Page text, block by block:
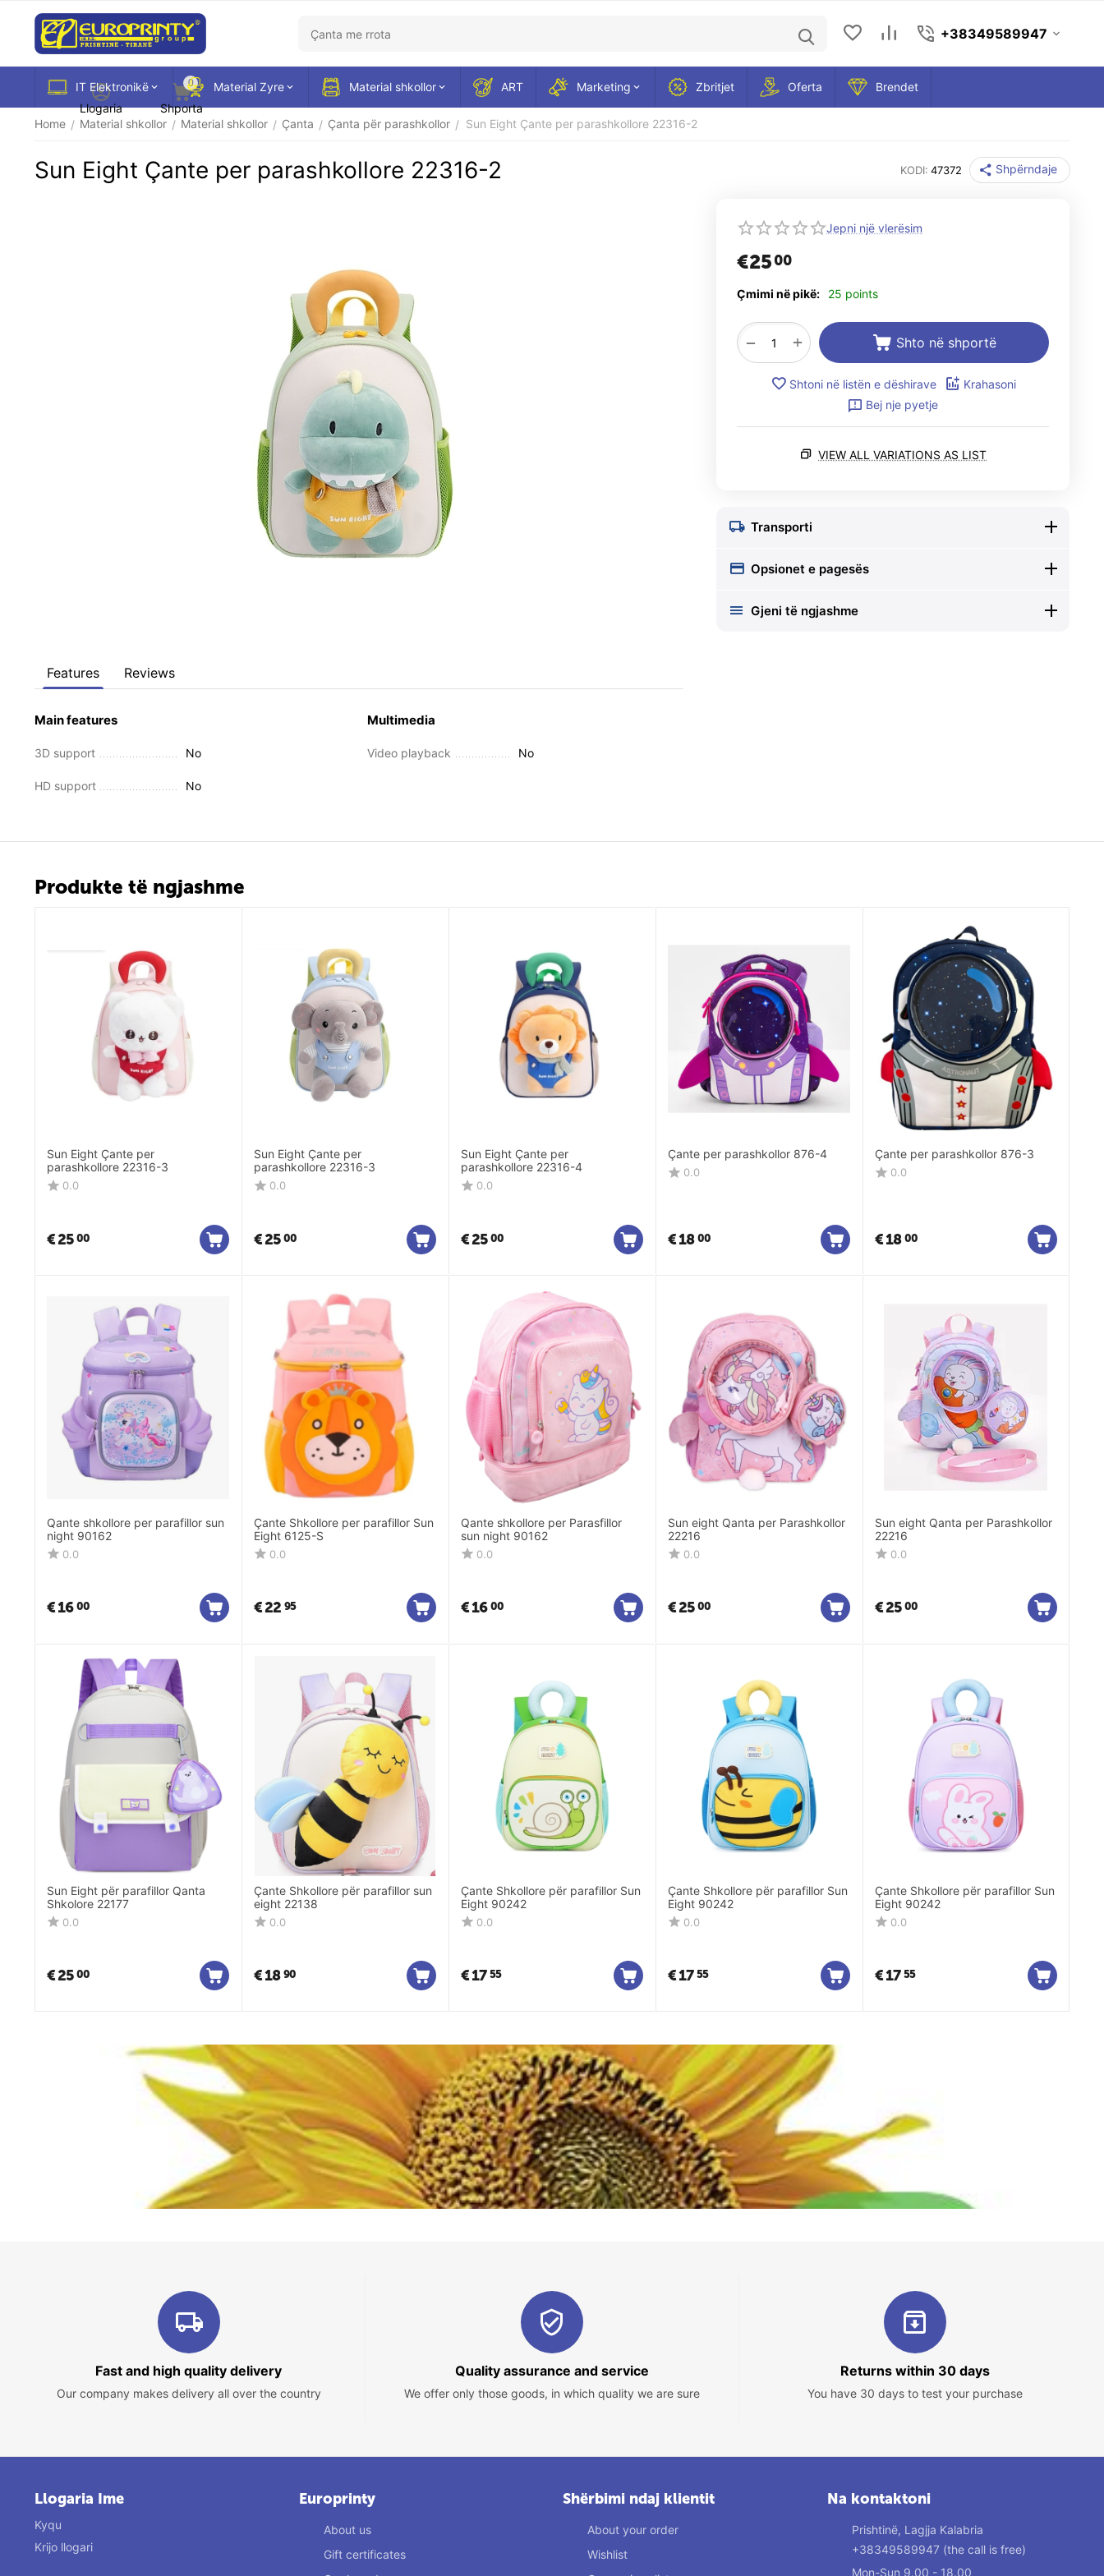
+38349589947
Llogaria
0
Shporta
IT Elektronikë Material Zyre Material shkollor ART Marketing Zbritjet Oferta Brendet
Home / Material shkollor / Material shkollor / Çanta / Çanta për parashkollor / Sun Eight Çante per parashkollore 22316-2
Sun Eight Çante per parashkollore 22316-2 KODI: 47372 Shpërndaje
Jepni një vlerësim
€2500
Çmimi në pikë: 25 points
+
− Shto në shportë
Shtoni në listën e dëshirave
Krahasoni
Bej nje pyetje
VIEW ALL VARIATIONS AS LIST
Transporti
Opsionet e pagesës
Gjeni të ngjashme
Features Reviews
Main features
3D support No
HD support No
Multimedia
Video playback No
Produkte të ngjashme
Sun Eight Çante per
parashkollore 22316-3
0.0
€2500
Sun Eight Çante per
parashkollore 22316-3
0.0
€2500
Sun Eight Çante per
parashkollore 22316-4
0.0
€2500
Çante per parashkollor 876-4
0.0
€1800
Çante per parashkollor 876-3
0.0
€1800
Qante shkollore per parafillor sun
night 90162
0.0
€1600
Çante Shkollore per parafillor Sun
Eight 6125-S
0.0
€22 95
Qante shkollore per Parasfillor
sun night 90162
0.0
€1600
Sun eight Qanta per Parashkollor
22216
0.0
€2500
Sun eight Qanta per Parashkollor
22216
0.0
€2500
Sun Eight për parafillor Qanta
Shkolore 22177
0.0
€2500
Çante Shkollore për parafillor sun
eight 22138
0.0
€1890
Çante Shkollore për parafillor Sun
Eight 90242
0.0
€1755
Çante Shkollore për parafillor Sun
Eight 90242
0.0
€1755
Çante Shkollore për parafillor Sun
Eight 90242
0.0
€1755
Fast and high quality delivery
Our company makes delivery all over the country
Quality assurance and service
We offer only those goods, in which quality we are sure
Returns within 30 days
You have 30 days to test your purchase
Llogaria Ime
Kyqu
Krijo llogari
Europrinty
About us
Gift certificates
Shërbimi ndaj klientit
About your order
Wishlist
Na kontaktoni
Prishtinë, Lagjja Kalabria
+38349589947 (the call is free)
Mon-Sun 9.00 - 18.00